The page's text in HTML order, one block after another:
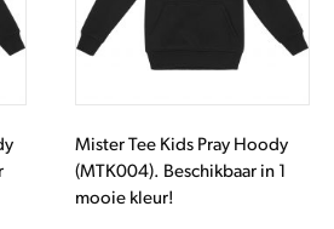
Mister Tee Kids Pray Hoody
(MTK004). Beschikbaar in 1
mooie kleur!
Deze
optie
op
de
productpagina